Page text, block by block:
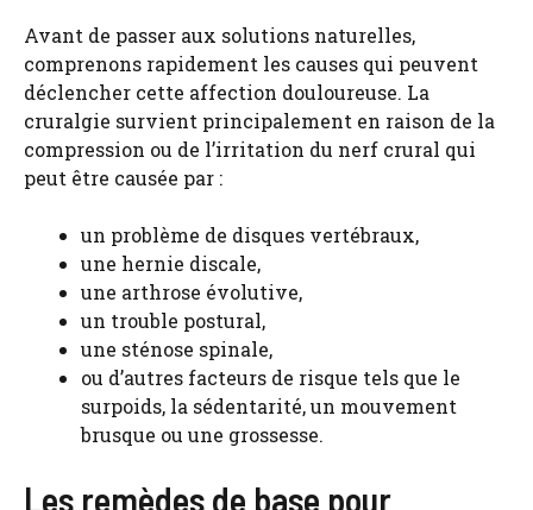
Avant de passer aux solutions naturelles,
comprenons rapidement les causes qui peuvent
déclencher cette affection douloureuse. La
cruralgie survient principalement en raison de la
compression ou de l’irritation du nerf crural qui
peut être causée par :
un problème de disques vertébraux,
une hernie discale,
une arthrose évolutive,
un trouble postural,
une sténose spinale,
ou d’autres facteurs de risque tels que le
surpoids, la sédentarité, un mouvement
brusque ou une grossesse.
Les remèdes de base pour